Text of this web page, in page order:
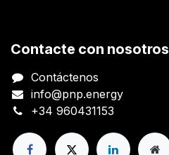
Contacte con nosotros
Contáctenos
info@pnp.energy
+34 960431153